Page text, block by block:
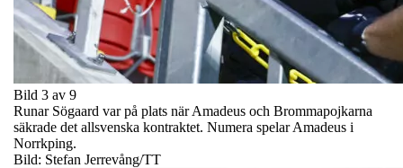
Bild 3 av 9
Runar Sögaard var på plats när Amadeus och Brommapojkarna
säkrade det allsvenska kontraktet. Numera spelar Amadeus i
Norrkping.
Bild: Stefan Jerrevång/TT